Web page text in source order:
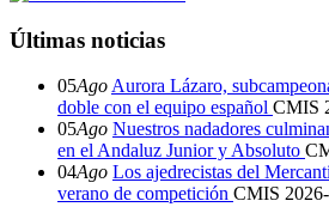
Últimas noticias
05Ago Aurora Lázaro,
doble con el equipo español CMIS
05Ago Nuestros nadadores
en el Andaluz Junior y Absoluto
04Ago Los ajedrecistas del
verano de competición CMIS